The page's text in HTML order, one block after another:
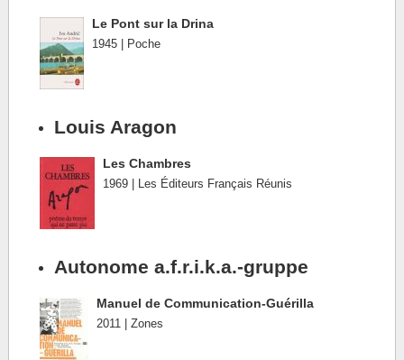
Le Pont sur la Drina
1945 | Poche
Louis Aragon
Les Chambres
1969 | Les Éditeurs Français Réunis
Autonome a.f.r.i.k.a.-gruppe
Manuel de Communication-Guérilla
2011 | Zones